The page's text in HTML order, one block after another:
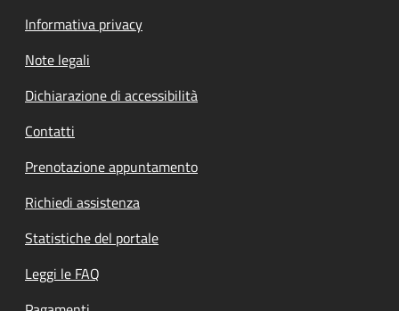
Informativa privacy
Note legali
Dichiarazione di accessibilità
Contatti
Prenotazione appuntamento
Richiedi assistenza
Statistiche del portale
Leggi le FAQ